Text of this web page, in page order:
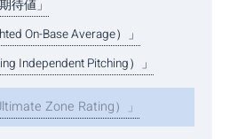
待値」
On-Base Average）」
Independent Pitching）」
Zone Rating）」